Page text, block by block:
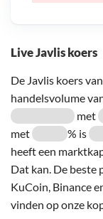
Live Javlis koers
De Javlis koers
handelsvolume
met
met
% is
heeft een
Dat kan. De beste
KuCoin, Binance
vinden op onze